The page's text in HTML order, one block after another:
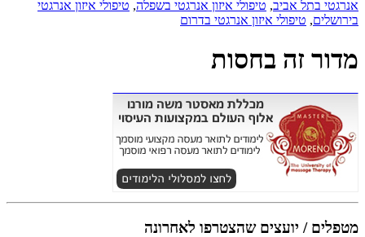
אנרגטי בתל אביב, טיפולי איזון אנרגטי בשפלה, טיפולי איזון אנרגטי
בירושלים, טיפולי איזון אנרגטי בדרום
מדור זה בחסות
מטפלים / יועצים שהצטרפו לאחרונה